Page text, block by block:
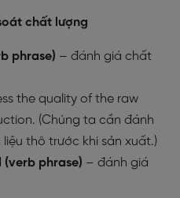
chất lượng
phrase) – đánh giá chất
the quality of the raw
(Chúng ta cần đánh
thô trước khi sản xuất.)
(verb phrase) – đánh giá